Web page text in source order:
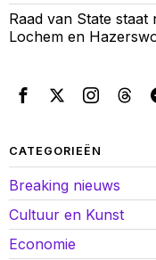
Raad van State
Lochem en
CATEGORIEËN
Breaking nieuws
Cultuur en Kunst
Economie